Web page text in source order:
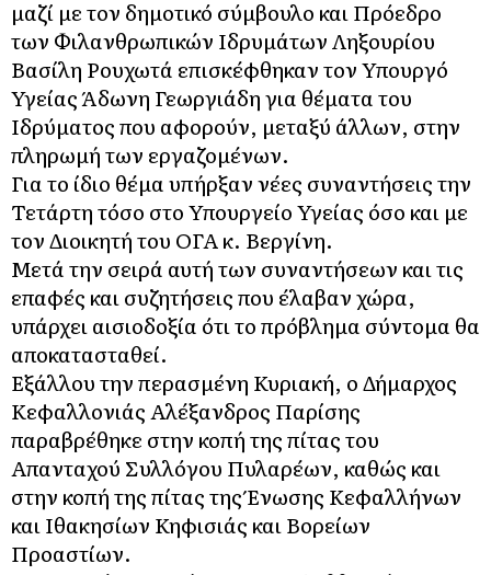
μαζί με τον δημοτικό σύμβουλο και Πρόεδρο
των Φιλανθρωπικών Ιδρυμάτων Ληξουρίου
Βασίλη Ρουχωτά επισκέφθηκαν τον Υπουργό
Υγείας Άδωνη Γεωργιάδη για θέματα του
Ιδρύματος που αφορούν, μεταξύ άλλων, στην
πληρωμή των εργαζομένων.
Για το ίδιο θέμα υπήρξαν νέες συναντήσεις την
Τετάρτη τόσο στο Υπουργείο Υγείας όσο και με
τον Διοικητή του ΟΓΑ κ. Βεργίνη.
Μετά την σειρά αυτή των συναντήσεων και τις
επαφές και συζητήσεις που έλαβαν χώρα,
υπάρχει αισιοδοξία ότι το πρόβλημα σύντομα θα
αποκατασταθεί.
Εξάλλου την περασμένη Κυριακή, ο Δήμαρχος
Κεφαλλονιάς Αλέξανδρος Παρίσης
παραβρέθηκε στην κοπή της πίτας του
Απανταχού Συλλόγου Πυλαρέων, καθώς και
στην κοπή της πίτας της Ένωσης Κεφαλλήνων
και Ιθακησίων Κηφισιάς και Βορείων
Προαστίων.